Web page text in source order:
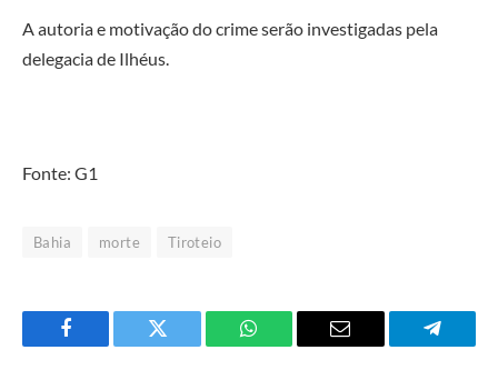
A autoria e motivação do crime serão investigadas pela
delegacia de Ilhéus.
Fonte: G1
Bahia morte Tiroteio
Facebook Twitter
O
E-